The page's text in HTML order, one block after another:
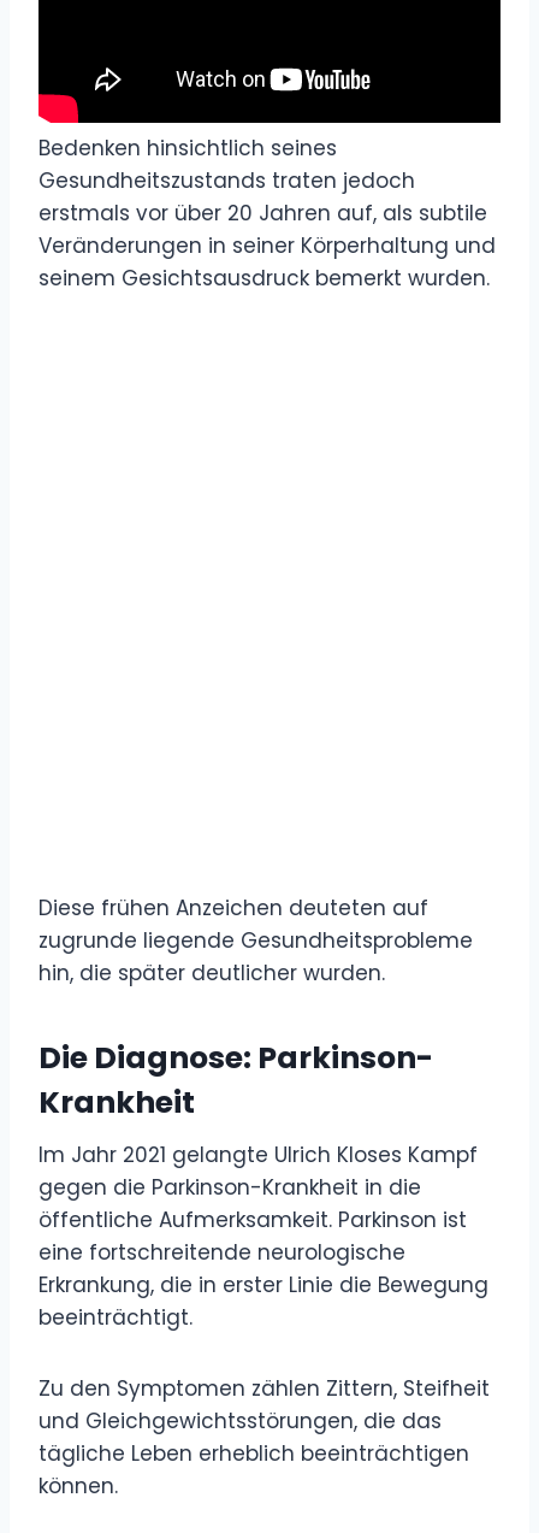
Bedenken hinsichtlich seines
Gesundheitszustands traten jedoch
erstmals vor über 20 Jahren auf, als subtile
Veränderungen in seiner Körperhaltung und
seinem Gesichtsausdruck bemerkt wurden.
Diese frühen Anzeichen deuteten auf
zugrunde liegende Gesundheitsprobleme
hin, die später deutlicher wurden.
Die Diagnose: Parkinson-
Krankheit
Im Jahr 2021 gelangte Ulrich Kloses Kampf
gegen die Parkinson-Krankheit in die
öffentliche Aufmerksamkeit. Parkinson ist
eine fortschreitende neurologische
Erkrankung, die in erster Linie die Bewegung
beeinträchtigt.
Zu den Symptomen zählen Zittern, Steifheit
und Gleichgewichtsstörungen, die das
tägliche Leben erheblich beeinträchtigen
können.